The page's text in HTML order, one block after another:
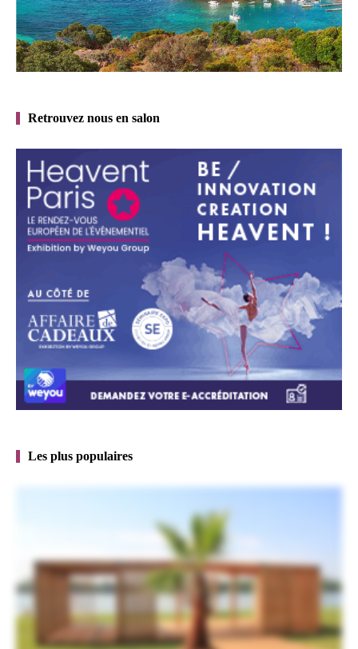
Retrouvez nous en salon
Les plus populaires